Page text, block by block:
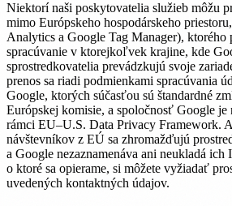
Niektorí naši poskytovatelia služieb môžu
mimo Európskeho hospodárskeho
Analytics a Google Tag Manager),
spracúvanie v ktorejkoľvek krajine, kde
sprostredkovatelia prevádzkujú svoje
prenos sa riadi podmienkami spracúvania
Google, ktorých súčasťou sú štandardné
Európskej komisie, a spoločnosť Google
rámci EU–U.S. Data Privacy Framework.
návštevníkov z EÚ sa zhromažďujú
a Google nezaznamenáva ani neukladá ich
o ktoré sa opierame, si môžete vyžiadať
uvedených kontaktných údajov.